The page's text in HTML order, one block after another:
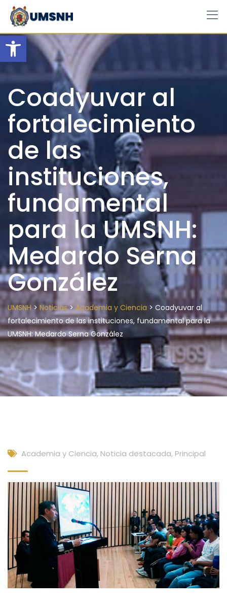
Open toolbar
Skip
content
Coadyuvar al
fortalecimiento
de las
instituciones,
fundamental
para la UMSNH:
Medardo Serna
González
UMSNH> Noticias>Academia y Ciencia > Coadyuvar al
fortalecimiento de las instituciones, fundamental para la
UMSNH: Medardo Serna González
Academia y Ciencia, Noticia destacada, Principal